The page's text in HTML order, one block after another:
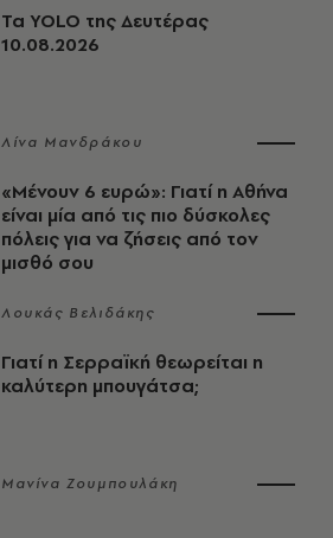
Τα YOLO της Δευτέρας
10.08.2026
Λίνα Μανδράκου
«Μένουν 6 ευρώ»: Γιατί η Αθήνα
είναι μία από τις πιο δύσκολες
πόλεις για να ζήσεις από τον
μισθό σου
Λουκάς Βελιδάκης
Γιατί η Σερραϊκή θεωρείται η
καλύτερη μπουγάτσα;
Μανίνα Ζουμπουλάκη